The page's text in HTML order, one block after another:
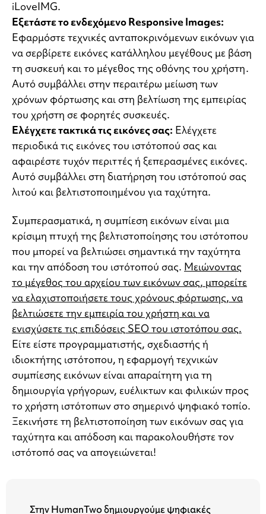
iLoveIMG.
Εξετάστε το ενδεχόμενο Responsive Images:
Εφαρμόστε τεχνικές ανταποκρινόμενων εικόνων για
να σερβίρετε εικόνες κατάλληλου μεγέθους με βάση
τη συσκευή και το μέγεθος της οθόνης του χρήστη.
Αυτό συμβάλλει στην περαιτέρω μείωση των
χρόνων φόρτωσης και στη βελτίωση της εμπειρίας
του χρήστη σε φορητές συσκευές.
Ελέγχετε τακτικά τις εικόνες σας: Ελέγχετε
περιοδικά τις εικόνες του ιστότοπού σας και
αφαιρέστε τυχόν περιττές ή ξεπερασμένες εικόνες.
Αυτό συμβάλλει στη διατήρηση του ιστότοπού σας
λιτού και βελτιστοποιημένου για ταχύτητα.
Συμπερασματικά, η συμπίεση εικόνων είναι μια
κρίσιμη πτυχή της βελτιστοποίησης του ιστότοπου
που μπορεί να βελτιώσει σημαντικά την ταχύτητα
και την απόδοση του ιστότοπού σας. Μειώνοντας
το μέγεθος του αρχείου των εικόνων σας, μπορείτε
να ελαχιστοποιήσετε τους χρόνους φόρτωσης, να
βελτιώσετε την εμπειρία του χρήστη και να
ενισχύσετε τις επιδόσεις SEO του ιστοτόπου σας.
Είτε είστε προγραμματιστής, σχεδιαστής ή
ιδιοκτήτης ιστότοπου, η εφαρμογή τεχνικών
συμπίεσης εικόνων είναι απαραίτητη για τη
δημιουργία γρήγορων, ευέλικτων και φιλικών προς
το χρήστη ιστότοπων στο σημερινό ψηφιακό τοπίο.
Ξεκινήστε τη βελτιστοποίηση των εικόνων σας για
ταχύτητα και απόδοση και παρακολουθήστε τον
ιστότοπό σας να απογειώνεται!
Στην HumanTwo δημιουργούμε ψηφιακές